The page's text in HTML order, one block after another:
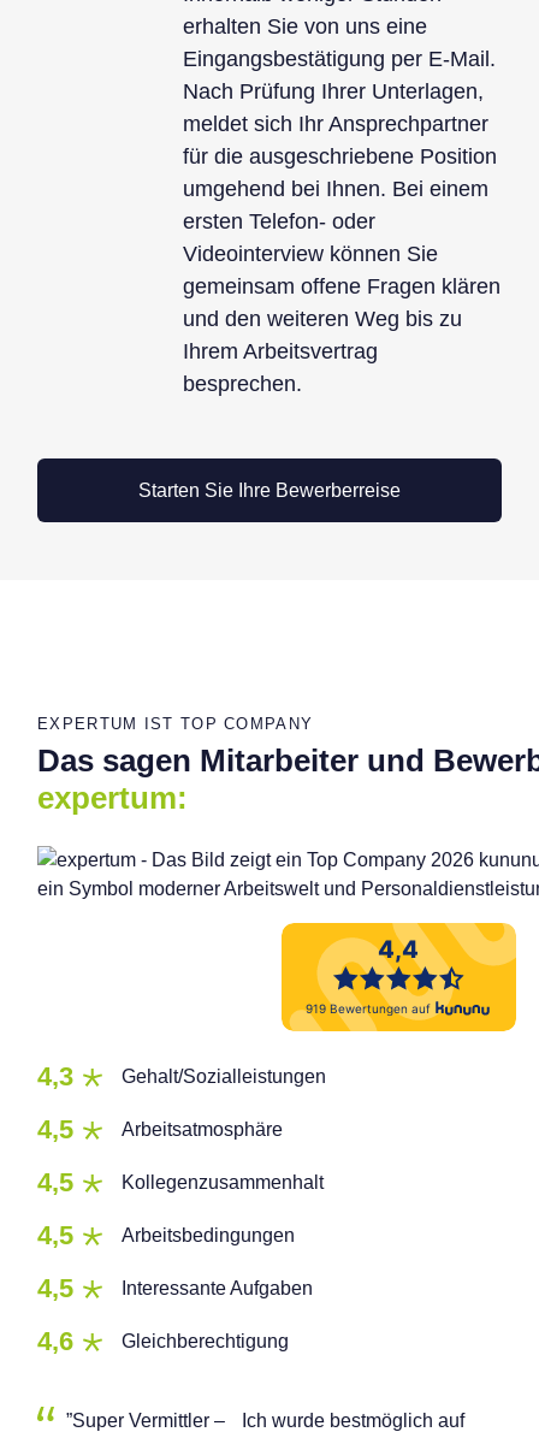
erhalten Sie von uns eine
Eingangsbestätigung per E-Mail.
Nach Prüfung Ihrer Unterlagen,
meldet sich Ihr Ansprechpartner
für die ausgeschriebene Position
umgehend bei Ihnen. Bei einem
ersten Telefon- oder
Videointerview können Sie
gemeinsam offene Fragen klären
und den weiteren Weg bis zu
Ihrem Arbeitsvertrag
besprechen.
Starten Sie Ihre Bewerberreise
EXPERTUM IST TOP COMPANY
Das sagen Mitarbeiter und
expertum:
4,3 Gehalt/Sozialleistungen
4,5 Arbeitsatmosphäre
4,5 Kollegenzusammenhalt
4,5 Arbeitsbedingungen
4,5 Interessante Aufgaben
4,6 Gleichberechtigung
”Super Vermittler – Ich wurde bestmöglich auf